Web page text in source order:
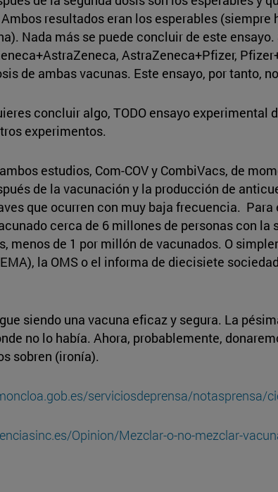
resultados eran los esperables
Nada más se puede concluir de este
AstraZeneca+Pfizer,
de ambas vacunas. Este ensayo, por tanto,
concluir algo, TODO ensayo experimental
experimentos.
estudios, Com-COV y CombiVacs, de
de la vacunación y la producción de
que ocurren con muy baja frecuencia.
cerca de 6 millones de personas con
menos de 1 por millón de vacunados. O
la OMS o el informa de diecisiete
siendo una vacuna eficaz y segura. La
no lo había. Ahora, probablemente,
sobren (ironía).
serviciosdeprensa/notasprensa/
Opinion/Mezclar-o-no-mezclar-